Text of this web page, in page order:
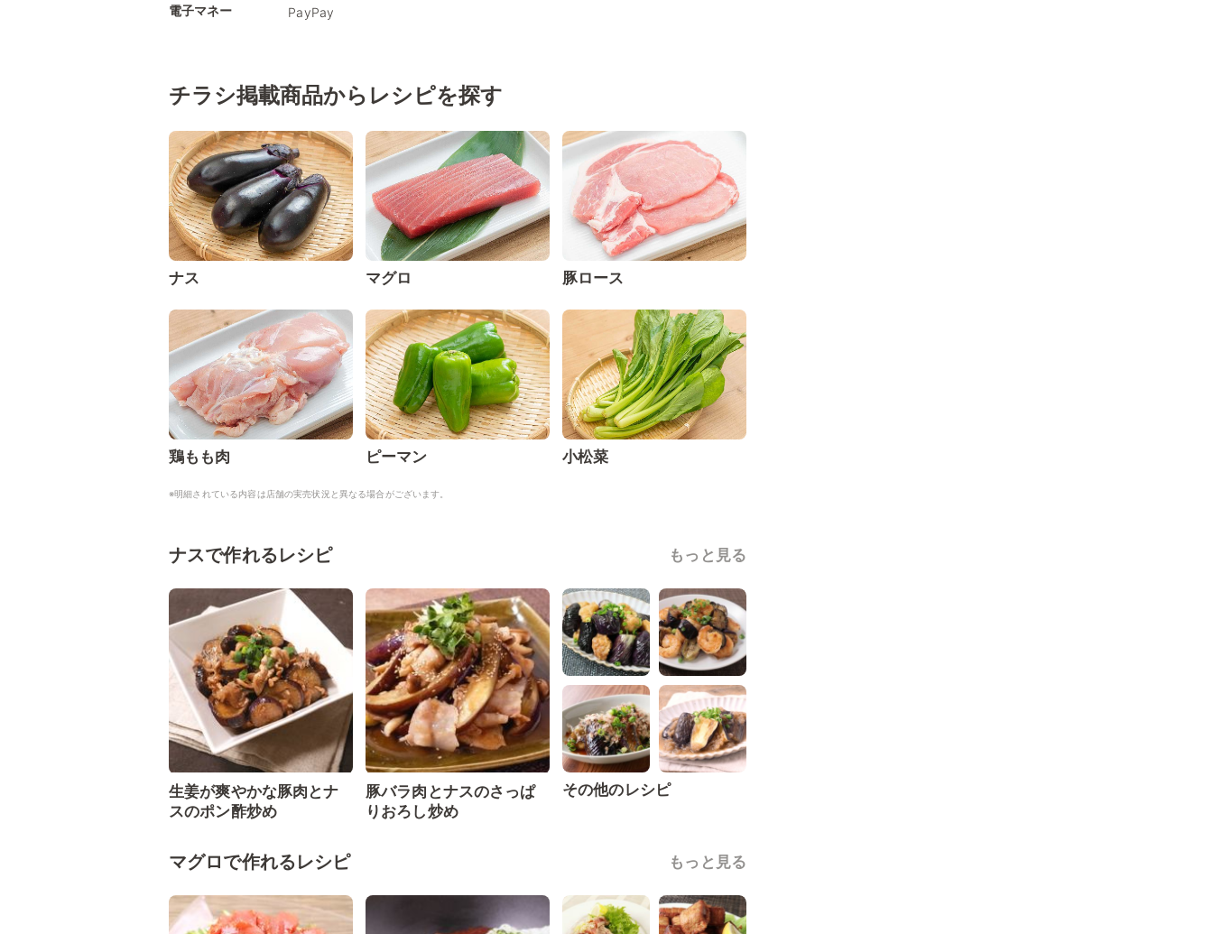
電子マネー PayPay
チラシ掲載商品からレシピを探す
ナス マグロ 豚ロース
鶏もも肉 ピーマン 小松菜
※明細されている内容は店舗の実売状況と異なる場合がございます。
ナスで作れるレシピ もっと見る
生姜が爽やかな豚肉とナ
スのポン酢炒め
豚バラ肉とナスのさっぱ
りおろし炒め
その他のレシピ
マグロで作れるレシピ もっと見る